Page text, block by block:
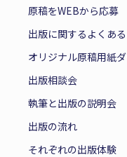
原稿をWEBから応募
出版に関するよくあ
オリジナル原稿用紙
出版相談会
執筆と出版の説明会
出版の流れ
それぞれの出版体験